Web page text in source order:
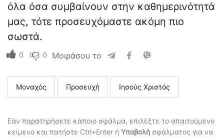
όλα όσα συμβαίνουν στην καθημερινότητά
μας, τότε προσευχόμαστε ακόμη πιο
σωστά.
0 0 Μοιράσου το
Μοναχός Προσευχή Ιησούς Χριστός
Εάν παρατηρήσετε κάποιο σφάλμα, επιλέξτε το απαιτούμενο
κείμενο και πατήστε Ctrl+Enter ή Υποβολή σφάλματος για να